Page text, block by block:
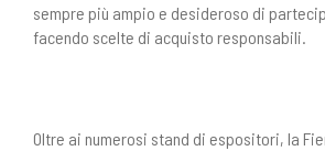
sempre più ampio e desideroso di
facendo scelte di acquisto responsabili.
Oltre ai numerosi stand di espositori, la